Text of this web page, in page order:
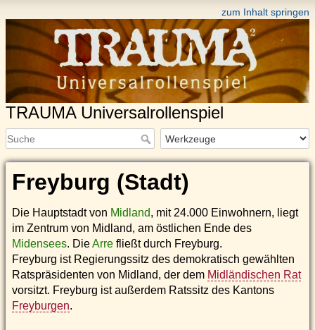
zum Inhalt springen
TRAUMA Universalrollenspiel
Freyburg (Stadt)
Die Hauptstadt von Midland, mit 24.000 Einwohnern, liegt
im Zentrum von Midland, am östlichen Ende des
Midensees. DieArre fließt durch Freyburg.
Freyburg ist Regierungssitz des demokratisch gewählten
Ratspräsidenten von Midland, der dem Midländischen Rat
vorsitzt. Freyburg ist außerdem Ratssitz des Kantons
Freyburgen.